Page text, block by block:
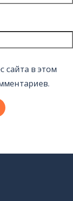
сайта в этом